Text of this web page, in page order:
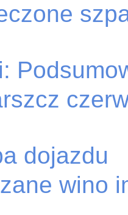
dojazdu
wino